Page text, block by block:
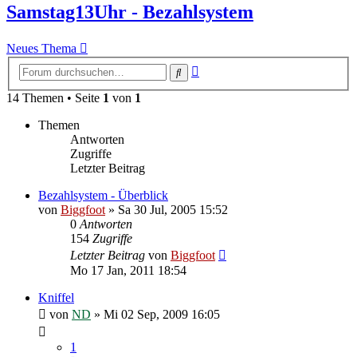
Samstag13Uhr - Bezahlsystem
Neues Thema
Suche
14 Themen • Seite 1 von 1
Themen
Antworten
Zugriffe
Letzter Beitrag
Bezahlsystem - Überblick
von Biggfoot» Sa 30 Jul, 2005 15:52
0Antworten
154 Zugriffe
Letzter Beitrag von Biggfoot
Mo 17 Jan, 2011 18:54
Kniffel
von ND » Mi 02 Sep, 2009 16:05
1